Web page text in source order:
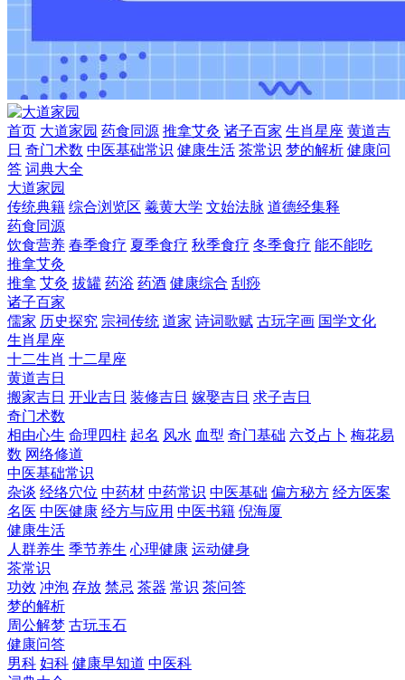
首页 大道家园 药食同源 推拿艾灸 诸子百家 生肖星座 黄道吉
日 奇门术数 中医基础常识 健康生活 茶常识 梦的解析 健康问
答 词典大全
大道家园
传统典籍 综合浏览区 羲黄大学 文始法脉 道德经集释
药食同源
饮食营养 春季食疗 夏季食疗 秋季食疗 冬季食疗 能不能吃
推拿艾灸
推拿 艾灸 拔罐 药浴 药酒 健康综合 刮痧
诸子百家
儒家 历史探究 宗祠传统 道家 诗词歌赋 古玩字画 国学文化
生肖星座
十二生肖 十二星座
黄道吉日
搬家吉日 开业吉日 装修吉日 嫁娶吉日 求子吉日
奇门术数
相由心生 命理四柱 起名 风水 血型 奇门基础 六爻占卜 梅花易
数 网络修道
中医基础常识
杂谈 经络穴位 中药材 中药常识 中医基础 偏方秘方 经方医案
名医 中医健康 经方与应用 中医书籍 倪海厦
健康生活
人群养生 季节养生 心理健康 运动健身
茶常识
功效 冲泡 存放 禁忌 茶器 常识 茶问答
梦的解析
周公解梦 古玩玉石
健康问答
男科 妇科 健康早知道 中医科